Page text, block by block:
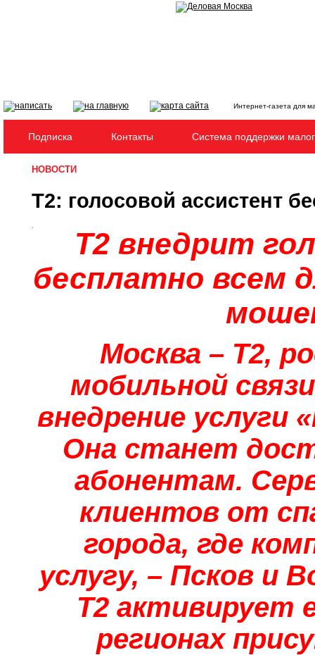
Интернет-газета для
Подписка Контакты Система поддержки
НОВОСТИ
Т2: голосовой ассистент
Т2 внедрит
бесплатно всем
Москва – Т2,
мобильной
внедрение услуги
Она станет
абонентам.
клиентов от
города, где
услугу, – Псков и
Т2 активирует
регионах